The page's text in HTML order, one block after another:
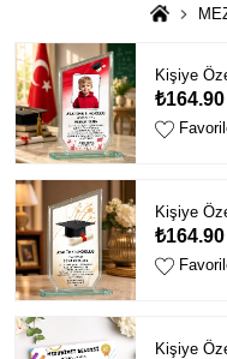
Kişiye
₺164.90
Kişiye
₺164.90
Kişiye